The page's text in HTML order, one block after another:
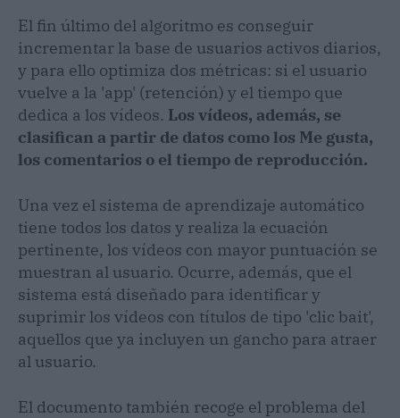
El fin último del algoritmo es conseguir
incrementar la base de usuarios activos diarios,
y para ello optimiza dos métricas: si el usuario
vuelve a la 'app' (retención) y el tiempo que
dedica a los vídeos. Los vídeos, además, se
clasifican a partir de datos como los Me gusta,
los comentarios o el tiempo de reproducción.
Una vez el sistema de aprendizaje automático
tiene todos los datos y realiza la ecuación
pertinente, los vídeos con mayor puntuación se
muestran al usuario. Ocurre, además, que el
sistema está diseñado para identificar y
suprimir los vídeos con títulos de tipo 'clic bait',
aquellos que ya incluyen un gancho para atraer
al usuario.
El documento también recoge el problema del